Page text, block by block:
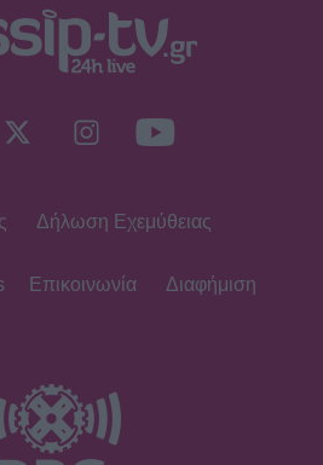
Δήλωση Εχεμύθειας
Επικοινωνία Διαφήμιση